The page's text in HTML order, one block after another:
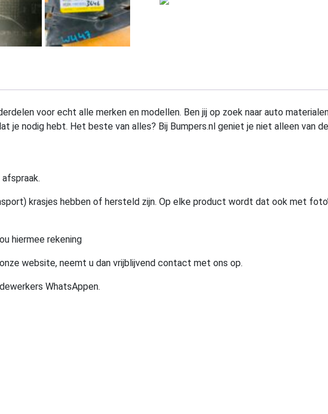
voor echt alle merken en modellen. Ben jij op zoek naar auto
je nodig hebt. Het beste van alles? Bij Bumpers.nl geniet je niet alleen van
krasjes hebben of hersteld zijn. Op elke product wordt dat ook met
hiermee rekening
website, neemt u dan vrijblijvend contact met ons op.
WhatsAppen.